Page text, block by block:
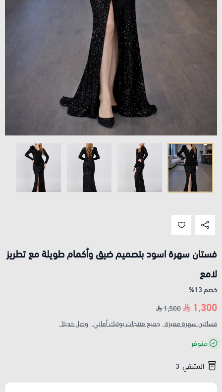
فستان سهرة اسود بتصميم ضيق وأكمام طويلة مع تطريز
لامع
خصم 13%
1,300
1,500
فساتين سهرة مميزة , جميع منتجات بوتيك أماني , وصل حديثا ,
متوفر
المتبقي 3